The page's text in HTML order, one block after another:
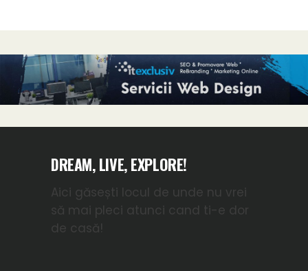
DREAM, LIVE, EXPLORE!
Aici găsești locul de unde nu vrei
să mai pleci atunci cand ti-e dor
de casă!